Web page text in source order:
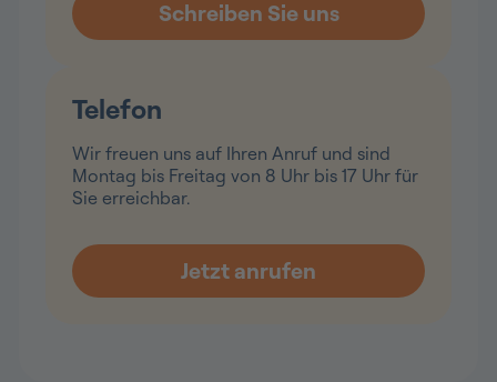
Telefon
Wir freuen uns auf Ihren Anruf und sind
Montag bis Freitag von 8 Uhr bis 17 Uhr für
Sie erreichbar.